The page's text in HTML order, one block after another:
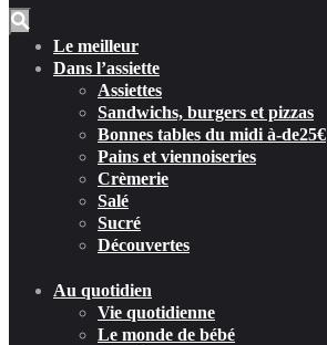
Le meilleur
Dans l’assiette
Assiettes
Sandwichs, burgers et pizzas
Bonnes tables du midi à-de25€
Pains et viennoiseries
Crèmerie
Salé
Sucré
Découvertes
Au quotidien
Vie quotidienne
Le monde de bébé